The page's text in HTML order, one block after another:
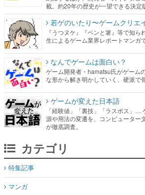
載。約20年の歴史が一望できる決定
若ゲのいたり〜ゲームクリエ
『うつヌケ』『ペンと箸』等で知
生によるゲーム業界レポートマンガで
なんでゲームは面白い？
ゲーム開発者・hamatsu氏がゲーム
な形から解き明かしていく、硬派で
ゲームが変えた日本語
「経験値」「裏技」「ラスボス」…
源や用法の変遷を、コンピューター
が徹底調査。
カテゴリ
特集記事
マンガ